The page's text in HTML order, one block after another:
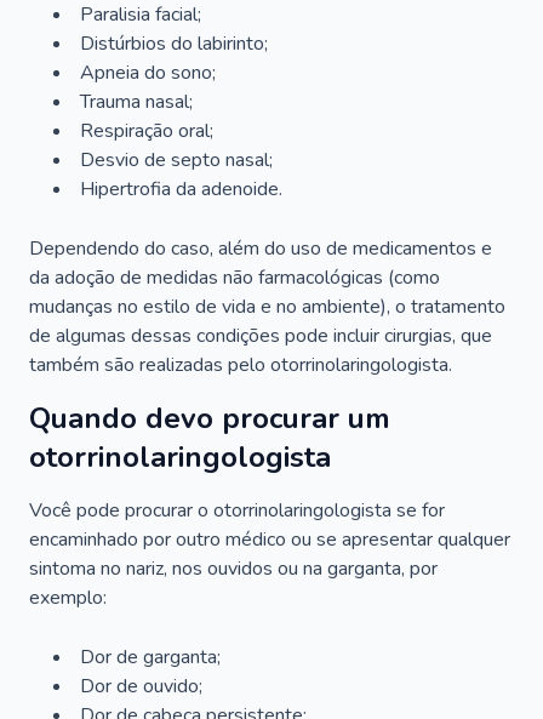
Paralisia facial;
Distúrbios do labirinto;
Apneia do sono;
Trauma nasal;
Respiração oral;
Desvio de septo nasal;
Hipertrofia da adenoide.
Dependendo do caso, além do uso de medicamentos e
da adoção de medidas não farmacológicas (como
mudanças no estilo de vida e no ambiente), o tratamento
de algumas dessas condições pode incluir cirurgias, que
também são realizadas pelo otorrinolaringologista.
Quando devo procurar um
otorrinolaringologista
Você pode procurar o otorrinolaringologista se for
encaminhado por outro médico ou se apresentar qualquer
sintoma no nariz, nos ouvidos ou na garganta, por
exemplo:
Dor de garganta;
Dor de ouvido;